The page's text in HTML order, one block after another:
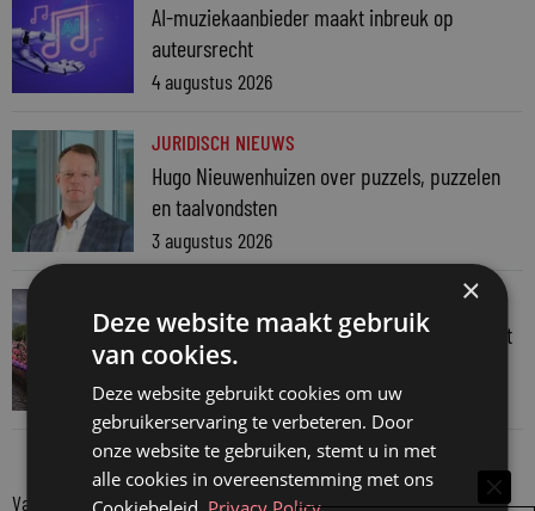
AI-muziekaanbieder maakt inbreuk op
auteursrecht
4 augustus 2026
JURIDISCH NIEUWS
Hugo Nieuwenhuizen over puzzels, puzzelen
en taalvondsten
3 augustus 2026
Regenboognetwerk van de Rechtspraak vaart
mee met botenparade Pride
3 augustus 2026
Van onze kennispartners
×
Deze website maakt gebruik
van cookies.
Deze website gebruikt cookies om uw
gebruikerservaring te verbeteren. Door
onze website te gebruiken, stemt u in met
alle cookies in overeenstemming met ons